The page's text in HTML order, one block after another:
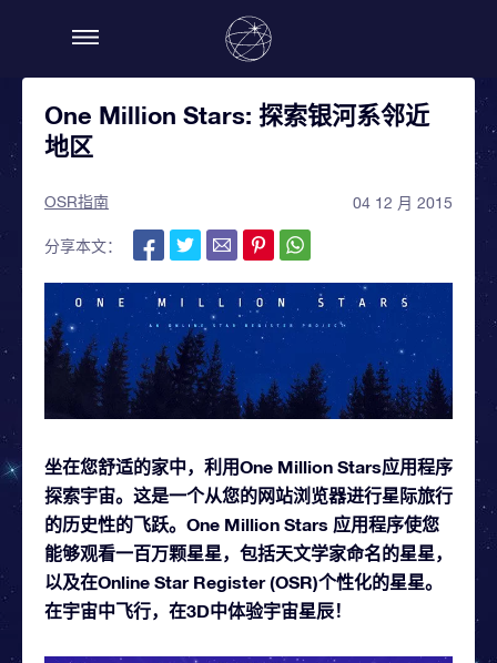
One Million Stars: 探索银河系邻近
地区
OSR指南 04 12 月 2015
分享本文：
坐在您舒适的家中，利用One Million Stars应用程序
探索宇宙。这是一个从您的网站浏览器进行星际旅行
的历史性的飞跃。One Million Stars 应用程序使您
能够观看一百万颗星星，包括天文学家命名的星星，
以及在Online Star Register (OSR)个性化的星星。
在宇宙中飞行，在3D中体验宇宙星辰！